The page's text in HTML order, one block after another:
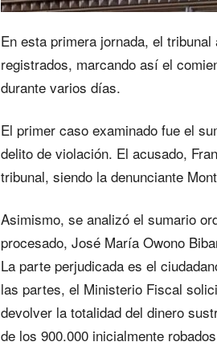
En esta primera jornada, el
registrados, marcando así el
durante varios días.
El primer caso examinado fue el
delito de violación. El acusado,
tribunal, siendo la denunciante
Asimismo, se analizó el sumario
procesado, José María Owono
La parte perjudicada es el
las partes, el Ministerio Fiscal
devolver la totalidad del dinero
de los 900.000 inicialmente